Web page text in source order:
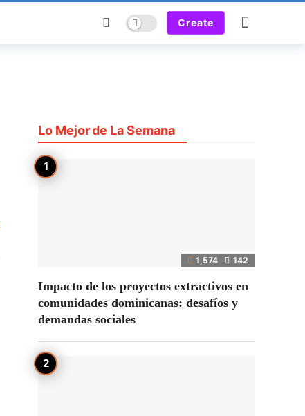
Dark mode Create
Lo Mejor de La Semana
1,574 142
Impacto de los proyectos extractivos en
comunidades dominicanas: desafíos y
demandas sociales